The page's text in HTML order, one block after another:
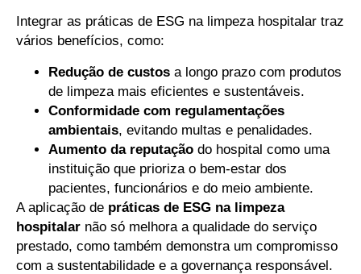
Integrar as práticas de ESG na limpeza hospitalar traz
vários benefícios, como:
Redução de custos a longo prazo com produtos
de limpeza mais eficientes e sustentáveis.
Conformidade com regulamentações
ambientais, evitando multas e penalidades.
Aumento da reputação do hospital como uma
instituição que prioriza o bem-estar dos
pacientes, funcionários e do meio ambiente.
A aplicação de práticas de ESG na limpeza
hospitalar não só melhora a qualidade do serviço
prestado, como também demonstra um compromisso
com a sustentabilidade e a governança responsável.